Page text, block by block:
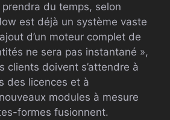
du temps, selon
est déjà un système vaste
d’un moteur complet de
ne sera pas instantané »,
clients doivent s’attendre à
des licences et à
modules à mesure
formes fusionnent.